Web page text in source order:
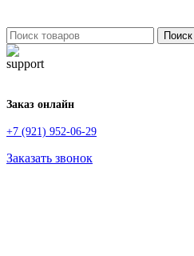
Поиск
Заказ онлайн
+7 (921) 952-06-29
Заказать звонок